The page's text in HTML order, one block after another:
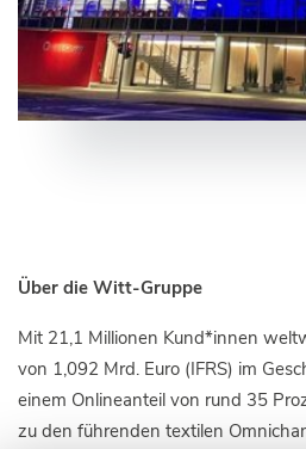
Über die Witt-Gruppe
Mit 21,1 Millionen Kund*innen
von 1,092 Mrd. Euro (IFRS) im
einem Onlineanteil von rund 35
zu den führenden textilen